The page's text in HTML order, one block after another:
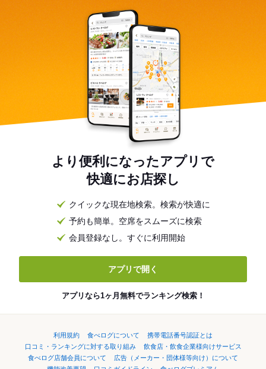
より便利になったアプリで
快適にお店探し
クイックな現在地検索。検索が快適に
予約も簡単。空席をスムーズに検索
会員登録なし。すぐに利用開始
アプリで開く
アプリなら1ヶ月無料でランキング検索！
利用規約 食べログについて
携帯電話番号認証とは
口コミ・ランキングに対する取り組み
飲食店・飲食企業様向けサービス
食べログ店舗会員について
広告（メーカー・団体様等向け）について